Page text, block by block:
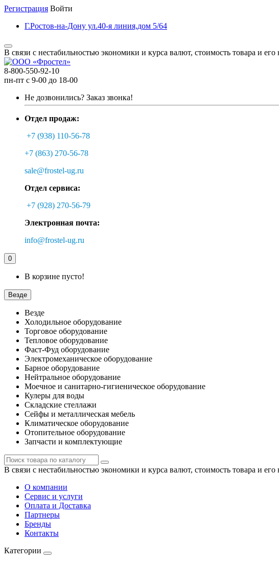
Регистрация Войти
Г.Ростов-на-Дону ул.40-я линия,дом 5/64
В связи с нестабильностью экономики и курса валют, стоимость товара и
8-800-550-92-10
пн-пт с 9-00 до 18-00
Не дозвонились? Заказ звонка!
Отдел продаж:
+7 (938) 110-56-78
+7 (863) 270-56-78
sale@frostel-ug.ru
Отдел сервиса:
+7 (928) 270-56-79
Электронная почта:
info@frostel-ug.ru
0
В корзине пусто!
Везде
Везде
Холодильное оборудование
Торговое оборудование
Тепловое оборудование
Фаст-Фуд оборудование
Электромеханическое оборудование
Барное оборудование
Нейтральное оборудование
Моечное и санитарно-гигиеническое оборудование
Кулеры для воды
Складские стеллажи
Сейфы и металлическая мебель
Климатическое оборудование
Отопительное оборудование
Запчасти и комплектующие
В связи с нестабильностью экономики и курса валют, стоимость товара и
О компании
Сервис и услуги
Оплата и Доставка
Партнеры
Бренды
Контакты
Категории